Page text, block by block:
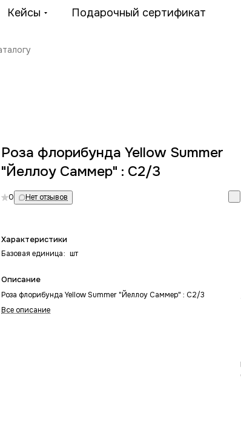
Кейсы Подарочный сертификат
Роза флорибунда Yellow Summer
"Йеллоу Саммер" : C2/3
0 Нет отзывов
Характеристики
Базовая единица: шт
Описание
Роза флорибунда Yellow Summer "Йеллоу Саммер" : C2/3
Все описание